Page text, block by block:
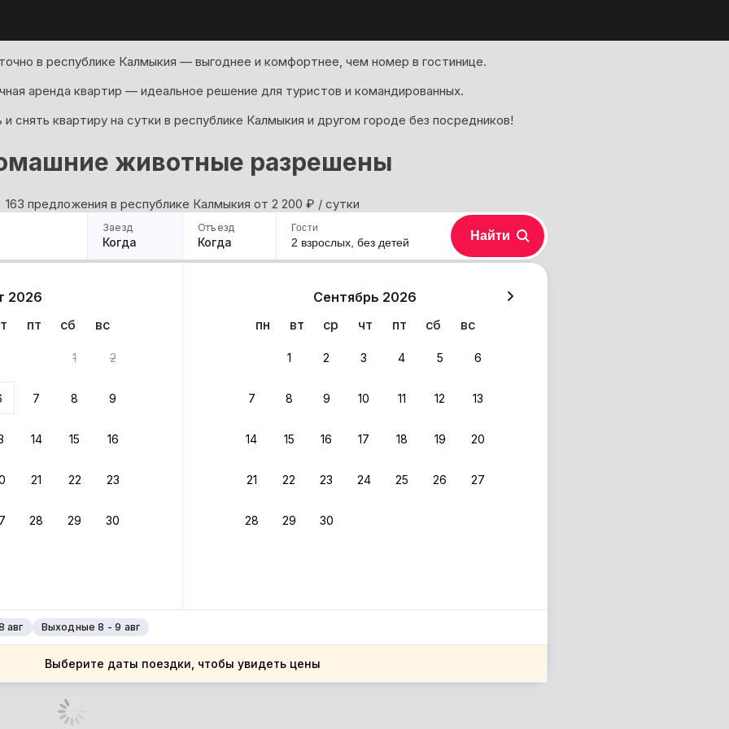
в республике Калмыкия — выгоднее и комфортнее, чем номер в гостинице.
аренда квартир — идеальное решение для туристов и командированных.
снять квартиру на сутки в республике Калмыкия и другом городе без посредников!
животные разрешены
163 предложения в республике Калмыкия oт 2 200 ₽ / сутки
Заезд
Когда
Отъезд
Когда
2026
пт сб вс
1 2
7 8 9
14 15 16
21 22 23
28 29 30
Сентябрь 2026
пн
вт ср чт пт сб вс
1 2 3 4 5 6
7 8 9 10 11 12 13
14 15 16 17 18 19 20
21 22 23 24 25 26 27
28 29 30
авг Выходные 8 - 9 авг
Выберите даты поездки, чтобы увидеть цены
Гости
2 взрослых, без детей Найти